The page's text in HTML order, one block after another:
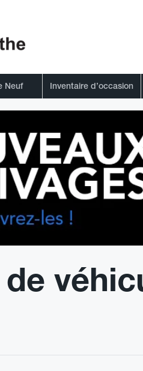
Neuf Inventaire d’occasion